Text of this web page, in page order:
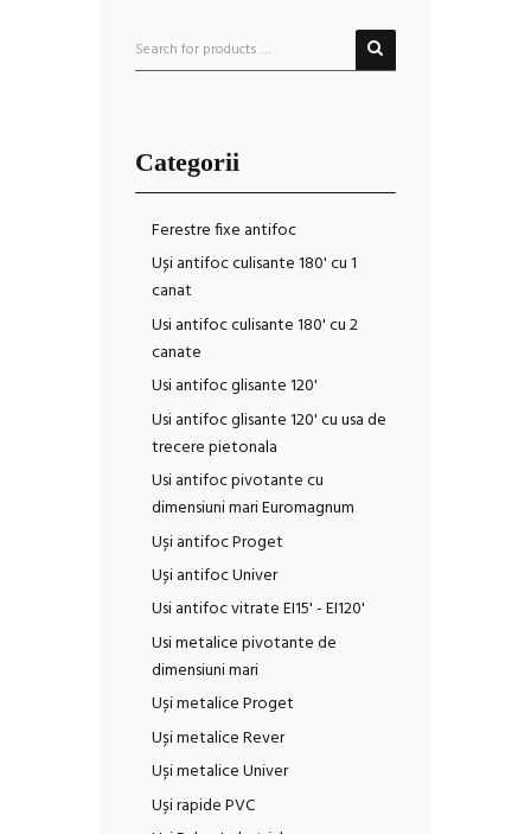
Categorii
Ferestre fixe antifoc
Uși antifoc culisante 180' cu 1
canat
Usi antifoc culisante 180' cu 2
canate
Usi antifoc glisante 120'
Usi antifoc glisante 120' cu usa de
trecere pietonala
Usi antifoc pivotante cu
dimensiuni mari Euromagnum
Uși antifoc Proget
Uși antifoc Univer
Usi antifoc vitrate EI15' - EI120'
Usi metalice pivotante de
dimensiuni mari
Uși metalice Proget
Uși metalice Rever
Uși metalice Univer
Uși rapide PVC